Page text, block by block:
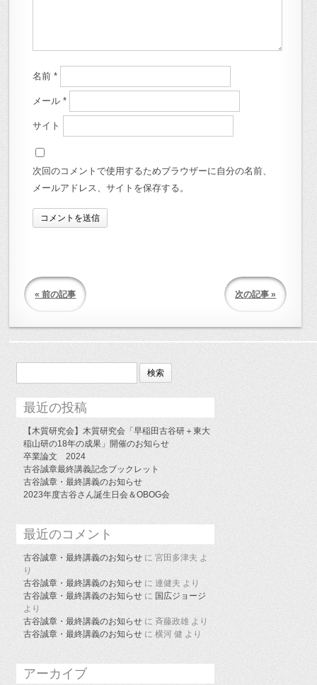
名前*
メール*
サイト
次回のコメントで使用するためブラウザーに自分の名前、
メールアドレス、サイトを保存する。
« 前の記事 次の記事 »
検
最近の投稿
【木質研究会】木質研究会「早稲田古谷研＋東大
稲山研の18年の成果」開催のお知らせ
卒業論文 2024
古谷誠章最終講義記念ブックレット
古谷誠章・最終講義のお知らせ
2023年度古谷さん誕生日会＆OBOG会
最近のコメント
古谷誠章・最終講義のお知らせ に宮田多津夫 よ
り
古谷誠章・最終講義のお知らせ に連健夫 より
古谷誠章・最終講義のお知らせ に 国広ジョージ
より
古谷誠章・最終講義のお知らせ に 斉藤政雄 より
古谷誠章・最終講義のお知らせ に横河 健 より
アーカイブ